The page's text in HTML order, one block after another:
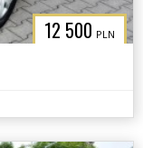
12 500 PLN